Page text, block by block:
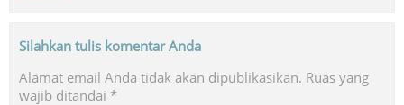
Silahkan tulis komentar Anda
Alamat email Anda tidak akan dipublikasikan. Ruas yang
wajib ditandai *